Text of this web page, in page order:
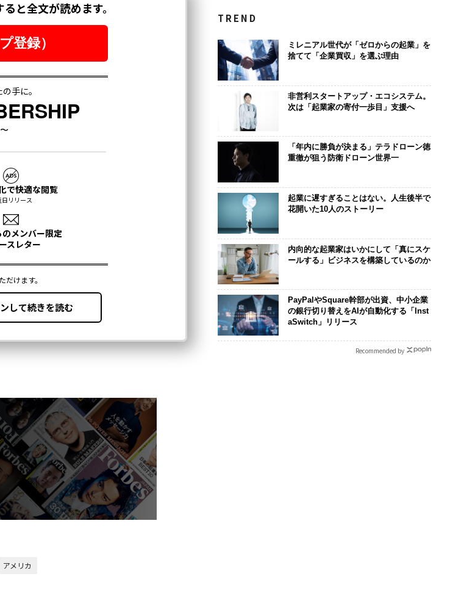
アメリカ
TREND
ミレニアル世代が「ゼロからの起業」を
捨てて「企業買収」を選ぶ理由
非営利スタートアップ・エコシステム。
次は「起業家の寄付一歩目」支援へ
「年内に勝負が決まる」テラドローン徳
重徹が狙う防衛ドローン世界一
起業に遅すぎることはない。人生後半で
花開いた10人のストーリー
内向的な起業家はいかにして「真にスケ
ールする」ビジネスを構築しているのか
PayPalやSquare幹部が出資、中小企業
の銀行切り替えをAIが自動化する「Inst
aSwitch」リリース
Recommended by